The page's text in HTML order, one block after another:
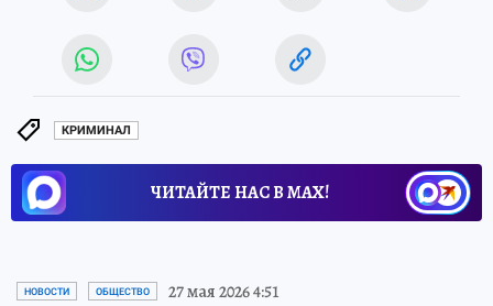
КРИМИНАЛ
ЧИТАЙТЕ НАС В МАХ!
НОВОСТИ ОБЩЕСТВО 27 мая 2026 4:51